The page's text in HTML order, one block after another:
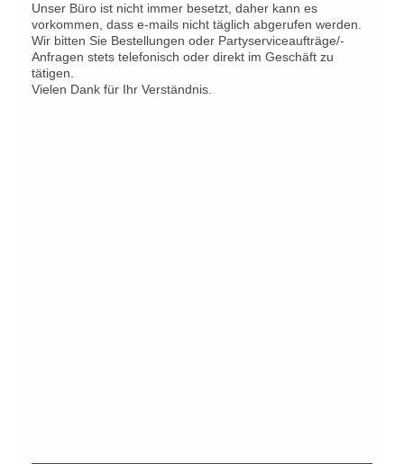
Unser Büro ist nicht immer besetzt, daher kann es
vorkommen, dass e-mails nicht täglich abgerufen werden.
Wir bitten Sie Bestellungen oder Partyserviceaufträge/-
Anfragen stets telefonisch oder direkt im Geschäft zu
tätigen.
Vielen Dank für Ihr Verständnis.